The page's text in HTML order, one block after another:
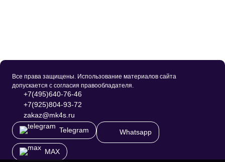
Все права защищены. Использование материалов сайта
допускается с согласия правообладателя.
+7(495)640-76-46
+7(925)804-93-72
zakaz@mk4s.ru
Telegram
Whatsapp
MAX